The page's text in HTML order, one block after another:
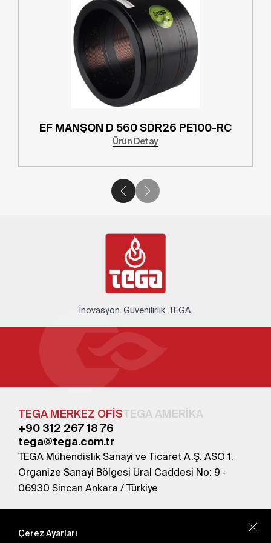
EF MANŞON D 560 SDR26 PE100-RC
Ürün Detay
İnovasyon. Güvenilirlik. TEGA.
TEGA MERKEZ OFİSTEGA AMERİKA
+90 312 267 18 76
tega@tega.com.tr
TEGA Mühendislik Sanayi ve Ticaret A.Ş. ASO 1.
Organize Sanayi Bölgesi Ural Caddesi No: 9 -
06930 Sincan Ankara / Türkiye
abone olun.
Çerez Ayarları